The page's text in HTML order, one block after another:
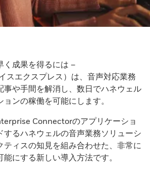
く成果を得るには –
スエクスプレス）は、音声対応業務
事や手間を解消し、数日でハネウェル
ンの稼働を可能にします。
Connectorのアプリケーショ
するハネウェルの音声業務ソリューシ
ティスの知見を組み合わせた、非常に
にする新しい導入方法です。